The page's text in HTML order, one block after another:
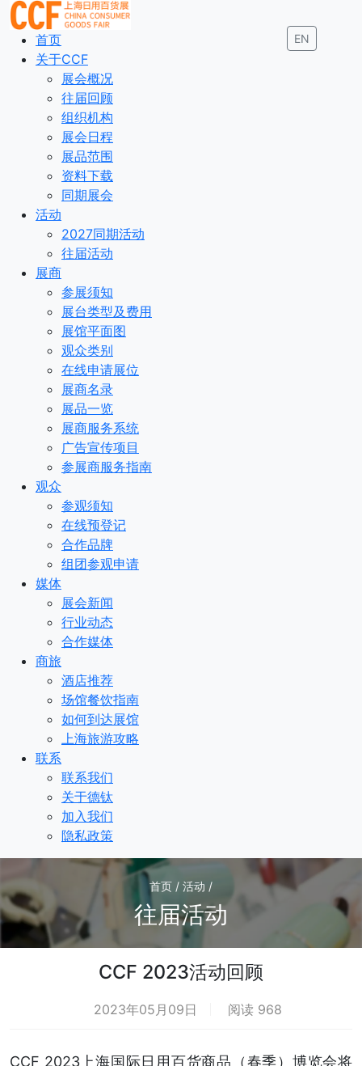
EN
首页
关于CCF
展会概况
往届回顾
组织机构
展会日程
展品范围
资料下载
同期展会
活动
2027同期活动
往届活动
展商
参展须知
展台类型及费用
展馆平面图
观众类别
在线申请展位
展商名录
展品一览
展商服务系统
广告宣传项目
参展商服务指南
观众
参观须知
在线预登记
合作品牌
组团参观申请
媒体
展会新闻
行业动态
合作媒体
商旅
酒店推荐
场馆餐饮指南
如何到达展馆
上海旅游攻略
联系
联系我们
关于德钛
加入我们
隐私政策
首页 / 活动 /
往届活动
CCF 2023活动回顾
2023年05月09日 阅读 968
CCF 2023上海国际日用百货商品（春季）博览会将